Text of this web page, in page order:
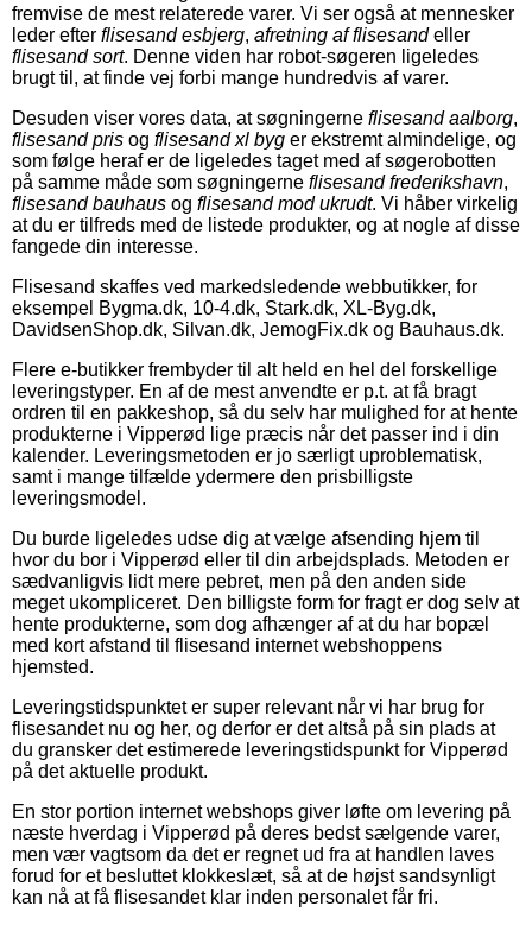
fremvise de mest relaterede varer. Vi ser også at mennesker
leder efter flisesand esbjerg, afretning af flisesandeller
flisesand sort. Denne viden har robot-søgeren ligeledes
brugt til, at finde vej forbi mange hundredvis af varer.
Desuden viser vores data, at søgningerne flisesand aalborg,
flisesand pris og flisesand xl byg er ekstremt almindelige, og
som følge heraf er de ligeledes taget med af søgerobotten
på samme måde som søgningerne flisesand frederikshavn,
flisesand bauhaus og flisesand mod ukrudt. Vi håber virkelig
at du er tilfreds med de listede produkter, og at nogle af disse
fangede din interesse.
Flisesand skaffes ved markedsledende webbutikker, for
eksempel Bygma.dk, 10-4.dk, Stark.dk, XL-Byg.dk,
DavidsenShop.dk, Silvan.dk, JemogFix.dk og Bauhaus.dk.
Flere e-butikker frembyder til alt held en hel del forskellige
leveringstyper. En af de mest anvendte er p.t. at få bragt
ordren til en pakkeshop, så du selv har mulighed for at hente
produkterne i Vipperød lige præcis når det passer ind i din
kalender. Leveringsmetoden er jo særligt uproblematisk,
samt i mange tilfælde ydermere den prisbilligste
leveringsmodel.
Du burde ligeledes udse dig at vælge afsending hjem til
hvor du bor i Vipperød eller til din arbejdsplads. Metoden er
sædvanligvis lidt mere pebret, men på den anden side
meget ukompliceret. Den billigste form for fragt er dog selv at
hente produkterne, som dog afhænger af at du har bopæl
med kort afstand til flisesand internet webshoppens
hjemsted.
Leveringstidspunktet er super relevant når vi har brug for
flisesandet nu og her, og derfor er det altså på sin plads at
du gransker det estimerede leveringstidspunkt for Vipperød
på det aktuelle produkt.
En stor portion internet webshops giver løfte om levering på
næste hverdag i Vipperød på deres bedst sælgende varer,
men vær vagtsom da det er regnet ud fra at handlen laves
forud for et besluttet klokkeslæt, så at de højst sandsynligt
kan nå at få flisesandet klar inden personalet får fri.